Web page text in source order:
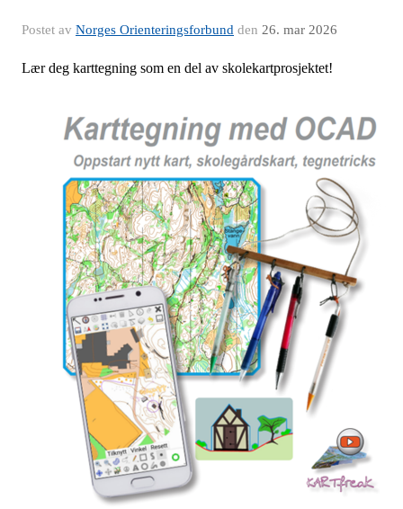
Postet av Norges Orienteringsforbund den 26. mar 2026
Lær deg karttegning som en del av skolekartprosjektet!